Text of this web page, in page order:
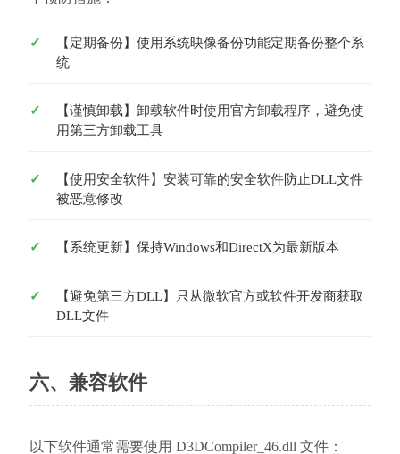
【定期备份】使用系统映像备份功能定期备份整个系
统
【谨慎卸载】卸载软件时使用官方卸载程序，避免使
用第三方卸载工具
【使用安全软件】安装可靠的安全软件防止DLL文件
被恶意修改
【系统更新】保持Windows和DirectX为最新版本
【避免第三方DLL】只从微软官方或软件开发商获取
DLL文件
六、兼容软件
以下软件通常需要使用 D3DCompiler_46.dll 文件：